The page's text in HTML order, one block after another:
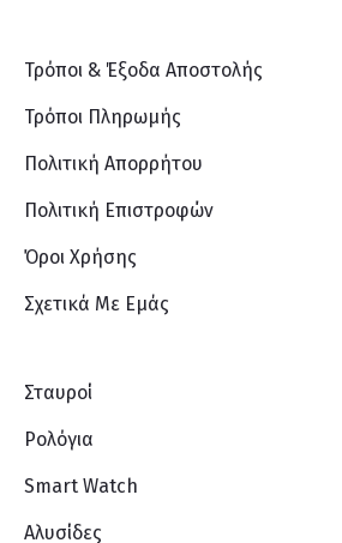
Τρόποι & Έξοδα Αποστολής
Τρόποι Πληρωμής
Πολιτική Απορρήτου
Πολιτική Επιστροφών
Όροι Χρήσης
Σχετικά Με Eμάς
Σταυροί
Ρολόγια
Smart Watch
Αλυσίδες